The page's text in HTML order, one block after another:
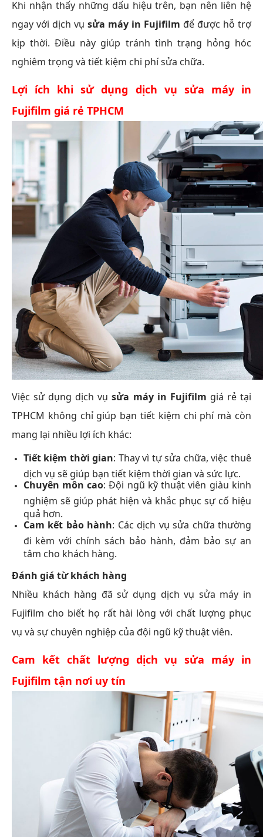
Khi nhận thấy những dấu hiệu trên, bạn nên liên hệ
ngay với dịch vụ sửa máy in Fujifilm để được hỗ trợ
kịp thời. Điều này giúp tránh tình trạng hỏng hóc
nghiêm trọng và tiết kiệm chi phí sửa chữa.
Lợi ích khi sử dụng dịch vụ sửa máy in
Fujifilm giá rẻ TPHCM
Việc sử dụng dịch vụsửa máy in Fujifilm giá rẻ tại
TPHCM không chỉ giúp bạn tiết kiệm chi phí mà còn
mang lại nhiều lợi ích khác:
Tiết kiệm thời gian: Thay vì tự sửa chữa, việc thuê
dịch vụ sẽ giúp bạn tiết kiệm thời gian và sức lực.
Chuyên môn cao: Đội ngũ kỹ thuật viên giàu kinh
nghiệm sẽ giúp phát hiện và khắc phục sự cố hiệu
quả hơn.
Cam kết bảo hành: Các dịch vụ sửa chữa thường
đi kèm với chính sách bảo hành, đảm bảo sự an
tâm cho khách hàng.
Đánh giá từ khách hàng
Nhiều khách hàng đã sử dụng dịch vụ sửa máy in
Fujifilm cho biết họ rất hài lòng với chất lượng phục
vụ và sự chuyên nghiệp của đội ngũ kỹ thuật viên.
Cam kết chất lượng dịch vụ sửa máy in
Fujifilm tận nơi uy tín